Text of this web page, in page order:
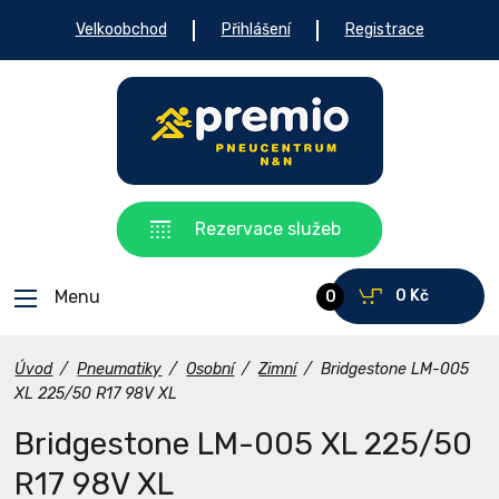
Velkoobchod Přihlášení Registrace
0 0 Kč
Menu
Rezervace služeb
Úvod / Pneumatiky / Osobní / Zimní / Bridgestone LM-005
XL 225/50 R17 98V XL
Bridgestone LM-005 XL 225/50
R17 98V XL